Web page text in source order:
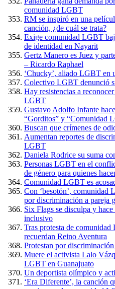
comunidad LGBT
RM se inspiró en una
canción, ¿de cuál se trata?
Exige comunidad LGBT
de identidad en Nayarit
Gertz Manero es Juez y
– Ricardo Raphael
‘Chucky’, aliado LGBT en
Colectivo LGBT denunció
Hay resistencias a
LGBT
Gustavo Adolfo Infante
“Gorditos” y “Comunidad
Buscan que crímenes de
Aumentan reportes de
LGBT
Daniela Rodrice su suma
Personas LGBT en el
de género para quienes
Comunidad LGBT es
Con ‘besotón’, comunidad
por discriminación a pareja
Six Flags se disculpa y
inclusivo
Tras protesta de
recuerdan Reino Aventura
Protestan por
Muere el activista Lalo
LGBT en Guanajuato
Un deportista olímpico y
‘Era Diferente’, la canción